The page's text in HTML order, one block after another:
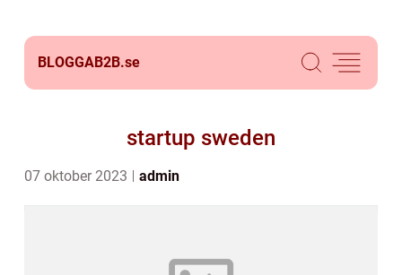
BLOGGAB2B.se
startup sweden
07 oktober 2023 admin